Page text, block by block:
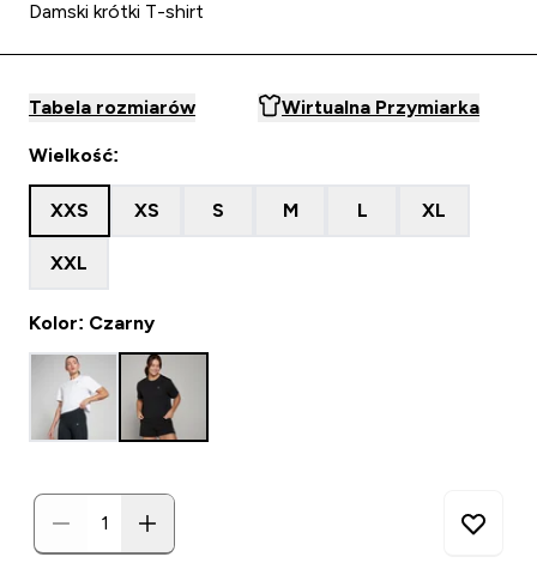
Damski krótki T-shirt
Tabela rozmiarów Wirtualna Przymiarka
Wielkość:
XXS XS S M L XL
XXL
Kolor: Czarny